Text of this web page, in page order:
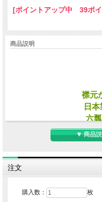
[ポイントアップ中 39ポ
商品説明
襟元
日
六
２通りの
▼ 商品
注文
購入数： 枚